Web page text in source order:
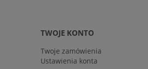
TWOJE KONTO
Twoje zamówienia
Ustawienia konta